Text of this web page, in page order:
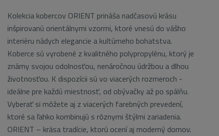
Kolekcia kobercov ORIENT prináša nadčasovú krásu
inšpirovanú orientálnymi vzormi, ktoré vnesú do vášho
interiéru nádych elegancie a kultúrneho bohatstva.
Koberce sú vyrobené z kvalitného polypropylénu, ktorý je
známy svojou odolnosťou, nenáročnou údržbou a dlhou
životnosťou. K dispozícii sú vo viacerých rozmeroch -
ideálne pre každú miestnosť, od obývačky až po spálňu.
Vyberať si môžete aj z viacerých farebných prevedení,
ktoré sa ľahko kombinujú s rôznymi štýlmi zariadenia.
ORIENT – krása tradície, ktorú ocení aj moderný domov.